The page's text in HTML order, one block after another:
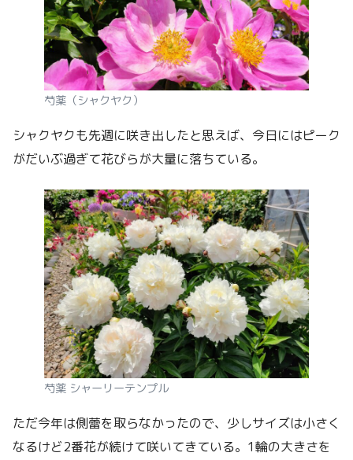
芍薬（シャクヤク）
シャクヤクも先週に咲き出したと思えば、今日にはピーク
がだいぶ過ぎて花びらが大量に落ちている。
芍薬 シャーリーテンプル
ただ今年は側蕾を取らなかったので、少しサイズは小さく
なるけど2番花が続けて咲いてきている。1輪の大きさを